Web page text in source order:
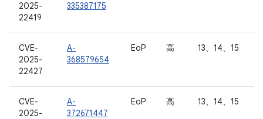
2025-
22419
335387175
CVE-
2025-
22427
A-
368579654
EoP 高 13、14、15
CVE-
2025-
A-
372671447
EoP 高 13、14、15